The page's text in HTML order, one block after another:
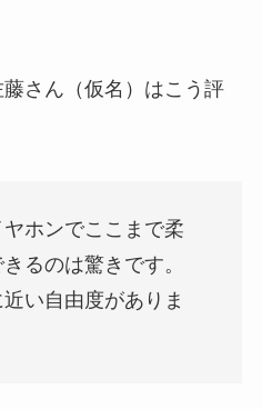
さん（仮名）はこう評
ヤホンでここまで柔
るのは驚きです。
い自由度がありま